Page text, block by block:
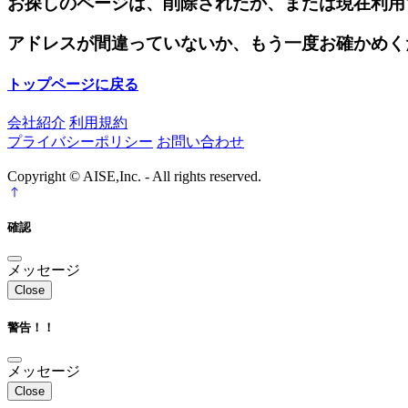
アドレスが間違っていないか、もう一度お確かめ
トップページに戻る
会社紹介 利用規約
プライバシーポリシー お問い合わせ
Copyright © AISE,Inc. - All rights reserved.
確認
メッセージ
Close
警告！！
メッセージ
Close